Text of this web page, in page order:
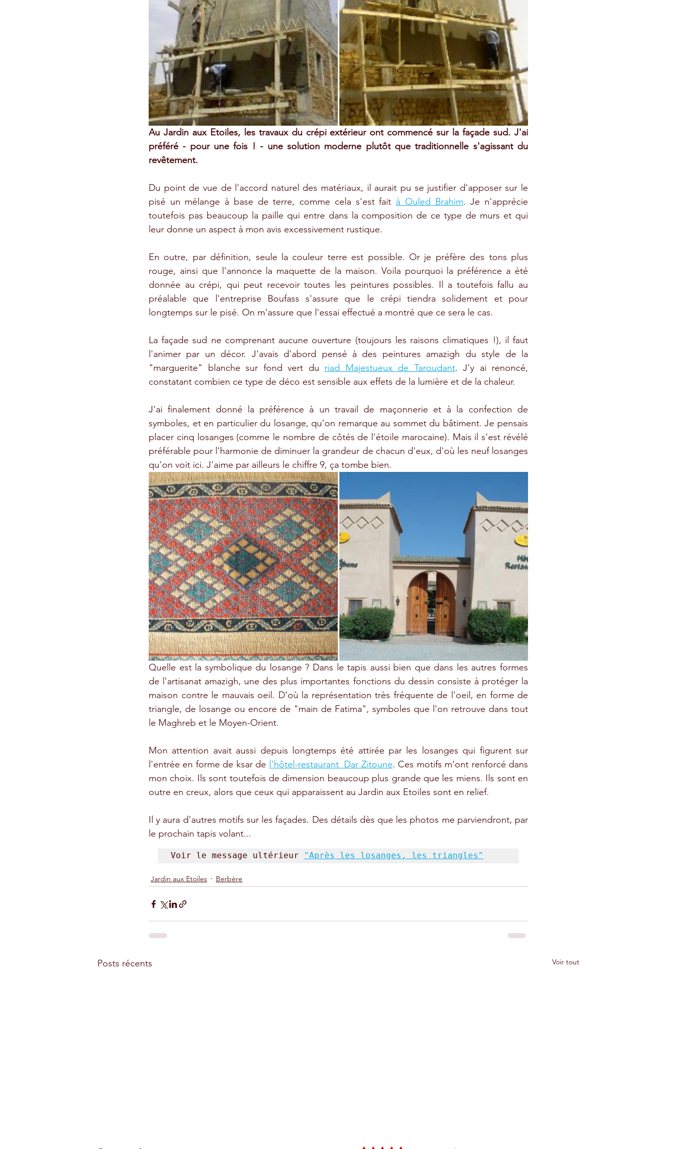
Au Jardin aux Etoiles, les travaux du crépi extérieur ont commencé sur la façade sud. J'ai
préféré - pour une fois ! - une solution moderne plutôt que traditionnelle s'agissant du
revêtement.
Du point de vue de l'accord naturel des matériaux, il aurait pu se justifier d'apposer sur le
pisé un mélange à base de terre, comme cela s'est fait à Ouled Brahim. Je n'apprécie
toutefois pas beaucoup la paille qui entre dans la composition de ce type de murs et qui
leur donne un aspect à mon avis excessivement rustique.
En outre, par définition, seule la couleur terre est possible. Or je préfère des tons plus
rouge, ainsi que l'annonce la maquette de la maison. Voila pourquoi la préférence a été
donnée au crépi, qui peut recevoir toutes les peintures possibles. Il a toutefois fallu au
préalable que l'entreprise Boufass s'assure que le crépi tiendra solidement et pour
longtemps sur le pisé. On m'assure que l'essai effectué a montré que ce sera le cas.
La façade sud ne comprenant aucune ouverture (toujours les raisons climatiques !), il faut
l'animer par un décor. J'avais d'abord pensé à des peintures amazigh du style de la
"marguerite" blanche sur fond vert du riad Majestueux de Taroudant. J'y ai renoncé,
constatant combien ce type de déco est sensible aux effets de la lumière et de la chaleur.
J'ai finalement donné la préférence à un travail de maçonnerie et à la confection de
symboles, et en particulier du losange, qu'on remarque au sommet du bâtiment. Je pensais
placer cinq losanges (comme le nombre de côtés de l'étoile marocaine). Mais il s'est révélé
préférable pour l'harmonie de diminuer la grandeur de chacun d'eux, d'où les neuf losanges
qu'on voit ici. J'aime par ailleurs le chiffre 9, ça tombe bien.
Quelle est la symbolique du losange ? Dans le tapis aussi bien que dans les autres formes
de l'artisanat amazigh, une des plus importantes fonctions du dessin consiste à protéger la
maison contre le mauvais oeil. D'où la représentation très fréquente de l'oeil, en forme de
triangle, de losange ou encore de "main de Fatima", symboles que l'on retrouve dans tout
le Maghreb et le Moyen-Orient.
Mon attention avait aussi depuis longtemps été attirée par les losanges qui figurent sur
l'entrée en forme de ksar de l'hôtel-restaurant  Dar Zitoune. Ces motifs m'ont renforcé dans
mon choix. Ils sont toutefois de dimension beaucoup plus grande que les miens. Ils sont en
outre en creux, alors que ceux qui apparaissent au Jardin aux Etoiles sont en relief.
Il y aura d'autres motifs sur les façades. Des détails dès que les photos me parviendront, par
le prochain tapis volant...
Voir le message ultérieur "Après les losanges, les triangles"
Jardin aux Etoiles Berbère
Posts récents Voir tout